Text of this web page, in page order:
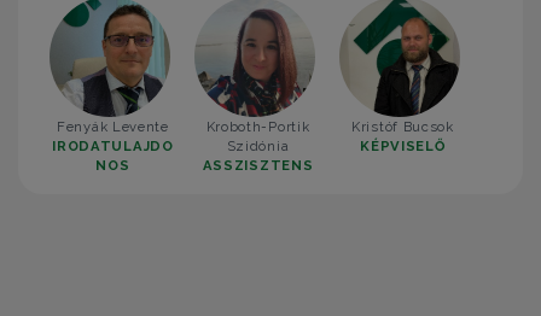
Fenyák Levente
IRODATULAJDO
NOS
Kroboth-Portik
Szidónia
ASSZISZTENS
Kristóf Bucsok
KÉPVISELŐ